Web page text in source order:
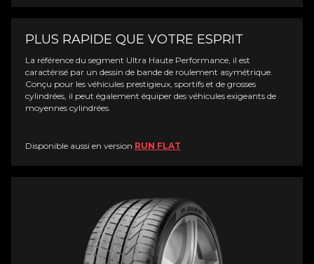
PLUS RAPIDE QUE VOTRE ESPRIT
La référence du segment Ultra Haute Performance, il est
caractérisé par un dessin de bande de roulement asymétrique.
Conçu pour les véhicules prestigieux, sportifs et de grosses
cylindrées, il peut également équiper des véhicules exigeants de
moyennes cylindrées.
Disponible aussi en version RUN FLAT